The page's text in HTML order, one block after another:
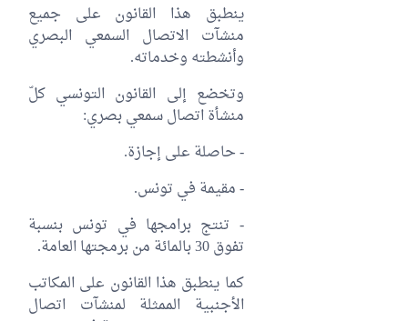
ينطبق هذا القانون على جميع
منشآت الاتصال السمعي البصري
وأنشطته وخدماته.
وتخضع إلى القانون التونسي كلّ
منشأة اتصال سمعي بصري:
- حاصلة على إجازة.
- مقيمة في تونس.
- تنتج برامجها في تونس بنسبة
تفوق 30 بالمائة من برمجتها العامة.
كما ينطبق هذا القانون على المكاتب
الأجنبية الممثلة لمنشآت اتصال